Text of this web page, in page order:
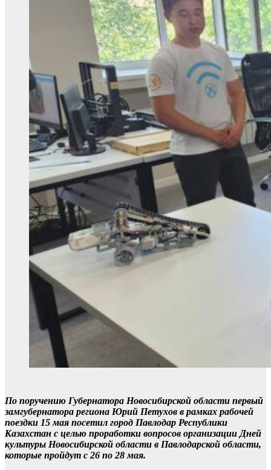
По поручению Губернатора Новосибирской области первый
замгубернатора региона Юрий Петухов в рамках рабочей
поездки 15 мая посетил город Павлодар Республики
Казахстан с целью проработки вопросов организации Дней
культуры Новосибирской области в Павлодарской области,
которые пройдут с 26 по 28 мая.